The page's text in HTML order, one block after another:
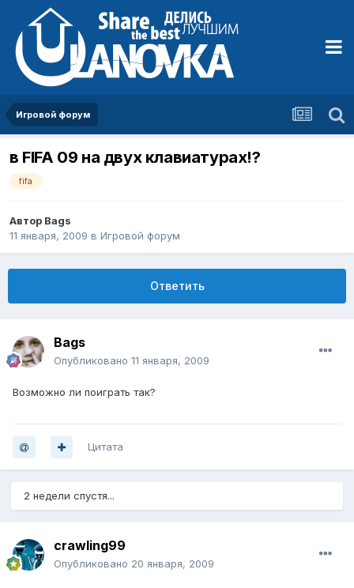
Игровой форум
в FIFA 09 на двух клавиатурах!?
fifa
Автор Bags
11 января, 2009 в Игровой форум
Ответить
Bags
Опубликовано 11 января, 2009
Возможно ли поиграть так?
Цитата
2 недели спустя...
crawling99
Опубликовано 20 января, 2009